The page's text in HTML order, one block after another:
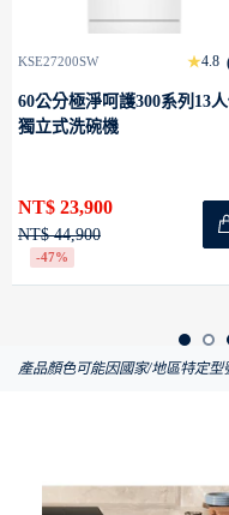
呵護300系列13人份
機
60
全
產品顏色可能因國家/地區特定型